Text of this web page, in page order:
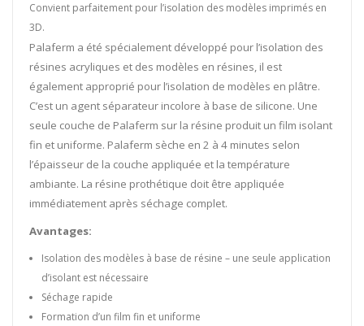
Convient parfaitement pour l’isolation des modèles imprimés en
3D.
Palaferm a été spécialement développé pour l’isolation des
résines acryliques et des modèles en résines, il est
également approprié pour l’isolation de modèles en plâtre.
C’est un agent séparateur incolore à base de silicone. Une
seule couche de Palaferm sur la résine produit un film isolant
fin et uniforme. Palaferm sèche en 2 à 4 minutes selon
l’épaisseur de la couche appliquée et la température
ambiante. La résine prothétique doit être appliquée
immédiatement après séchage complet.
Avantages:
Isolation des modèles à base de résine – une seule application
d’isolant est nécessaire
Séchage rapide
Formation d’un film fin et uniforme